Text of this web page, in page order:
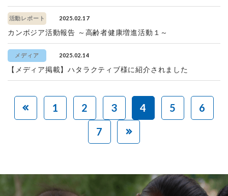
活動レポート 2025.02.17
カンボジア活動報告 ～高齢者健康増進活動１～
メディア 2025.02.14
【メディア掲載】ハタラクティブ様に紹介されました
1 2 3 4 5
6
7